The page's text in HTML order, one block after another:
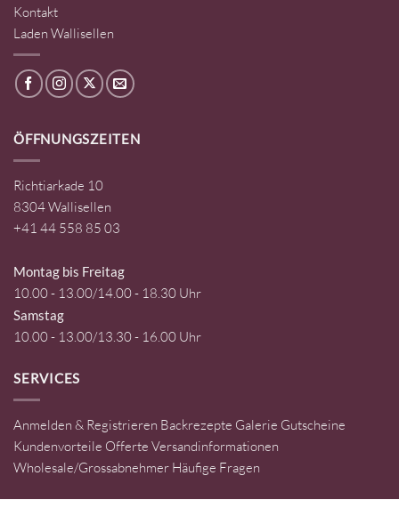
Kontakt
Laden Wallisellen
ÖFFNUNGSZEITEN
Richtiarkade 10
8304 Wallisellen
+41 44 558 85 03
Montag bis Freitag
10.00 - 13.00/14.00 - 18.30 Uhr
Samstag
10.00 - 13.00/13.30 - 16.00 Uhr
SERVICES
Anmelden & Registrieren Backrezepte Galerie Gutscheine
Kundenvorteile Offerte Versandinformationen
Wholesale/Grossabnehmer Häufige Fragen